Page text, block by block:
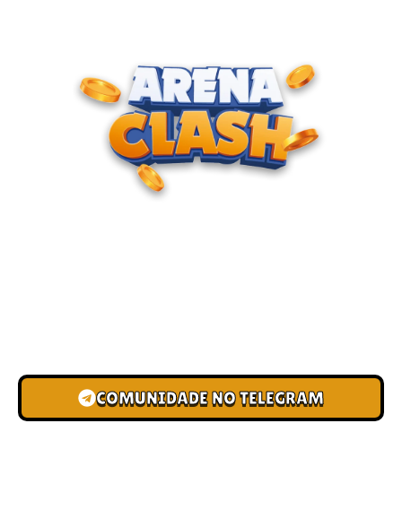
COMUNIDADE NO TELEGRAM